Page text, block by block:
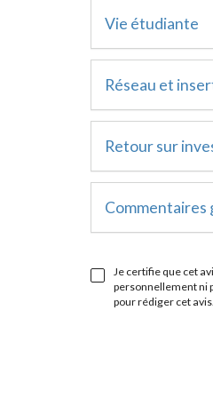
Vie étudiante
Réseau et
Retour sur
Commentaires
Je certifie que cet
personnellement ni
pour rédiger cet avis.